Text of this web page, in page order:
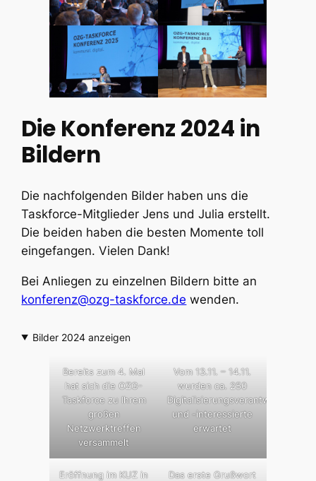
Die Konferenz 2024 in
Bildern
Die nachfolgenden Bilder haben uns die
Taskforce-Mitglieder Jens und Julia erstellt.
Die beiden haben die besten Momente toll
eingefangen. Vielen Dank!
Bei Anliegen zu einzelnen Bildern bitte an
konferenz@ozg-taskforce.de wenden.
Bilder 2024 anzeigen
Bereits zum 4. Mal
hat sich die OZG-
Taskforce zu Ihrem
großen
Netzwerktreffen
versammelt
Vom 13.11. – 14.11.
wurden ca. 250
Digitalisierungsverantwortliche
und -interessierte
erwartet
Eröffnung im KUZ in
Das erste Grußwort